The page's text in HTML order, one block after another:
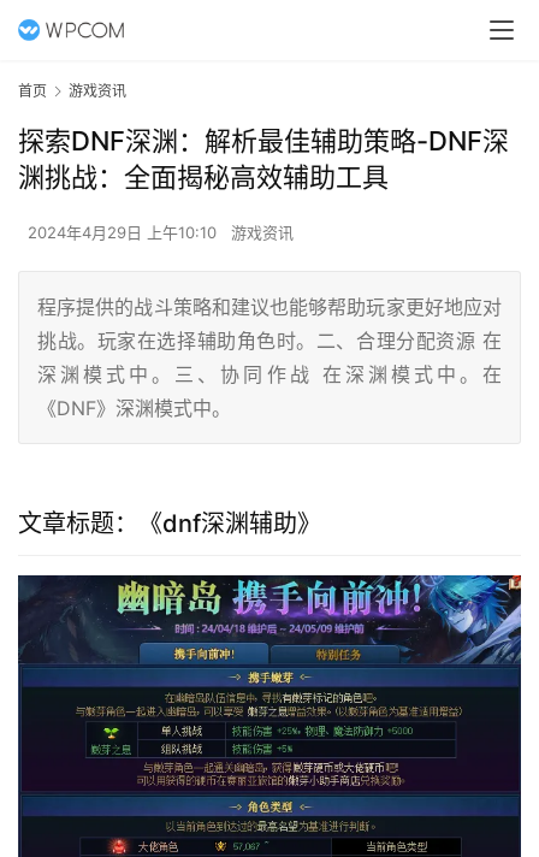
首页 游戏资讯
探索DNF深渊：解析最佳辅助策略-DNF深
渊挑战：全面揭秘高效辅助工具
2024年4月29日 上午10:10 游戏资讯
程序提供的战斗策略和建议也能够帮助玩家更好地应对
挑战。玩家在选择辅助角色时。二、合理分配资源 在
深渊模式中。三、协同作战 在深渊模式中。在
《DNF》深渊模式中。
文章标题：《dnf深渊辅助》